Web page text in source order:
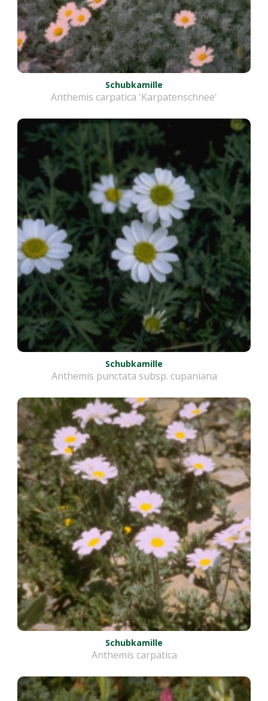
Schubkamille
Anthemis carpatica 'Karpatenschnee'
Schubkamille
Anthemis punctata subsp. cupaniana
Schubkamille
Anthemis carpatica